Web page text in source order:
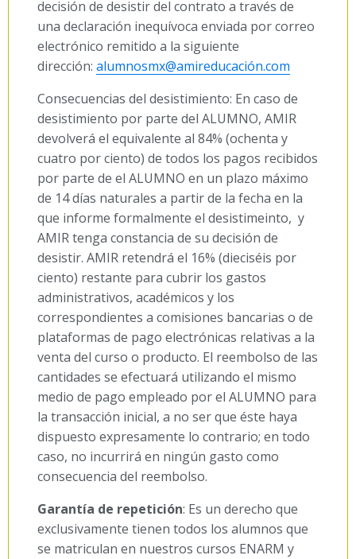
decisión de desistir del contrato a través de
una declaración inequívoca enviada por correo
electrónico remitido a la siguiente
dirección:alumnosmx@amireducación.com
Consecuencias del desistimiento: En caso de
desistimiento por parte del ALUMNO, AMIR
devolverá el equivalente al 84% (ochenta y
cuatro por ciento) de todos los pagos recibidos
por parte de el ALUMNO en un plazo máximo
de 14 días naturales a partir de la fecha en la
que informe formalmente el desistimeinto, y
AMIR tenga constancia de su decisión de
desistir. AMIR retendrá el 16% (dieciséis por
ciento) restante para cubrir los gastos
administrativos, académicos y los
correspondientes a comisiones bancarias o de
plataformas de pago electrónicas relativas a la
venta del curso o producto. El reembolso de las
cantidades se efectuará utilizando el mismo
medio de pago empleado por el ALUMNO para
la transacción inicial, a no ser que éste haya
dispuesto expresamente lo contrario; en todo
caso, no incurrirá en ningún gasto como
consecuencia del reembolso.
Garantía de repetición: Es un derecho que
exclusivamente tienen todos los alumnos que
se matriculan en nuestros cursos ENARM y